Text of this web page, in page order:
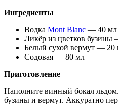
Ингредиенты
Водка Mont Blanc — 40 мл
Ликёр из цветков бузины
Белый сухой вермут — 20
Содовая — 80 мл
Приготовление
Наполните винный бокал
бузины и вермут. Аккуратно